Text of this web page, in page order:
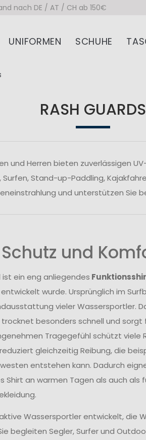
nach DE / AT / CH ab 150€
UNIFORMEN SCHUHE
RASH GUARDS
und Herren bieten zuverlässigen
Stand-up-Paddling,
und unterstützen Sie
und
ist ein eng anliegendes
entwickelt wurde. Ursprünglich im
vieler Wassersportler.
besonders schnell und
Tragegefühl schützt viele
gleichzeitig Reibung, die
entstehen kann. Dadurch
Shirt an warmen Tagen als auch als
Wassersportler entwickelt, die
begleiten Segler, Surfer und